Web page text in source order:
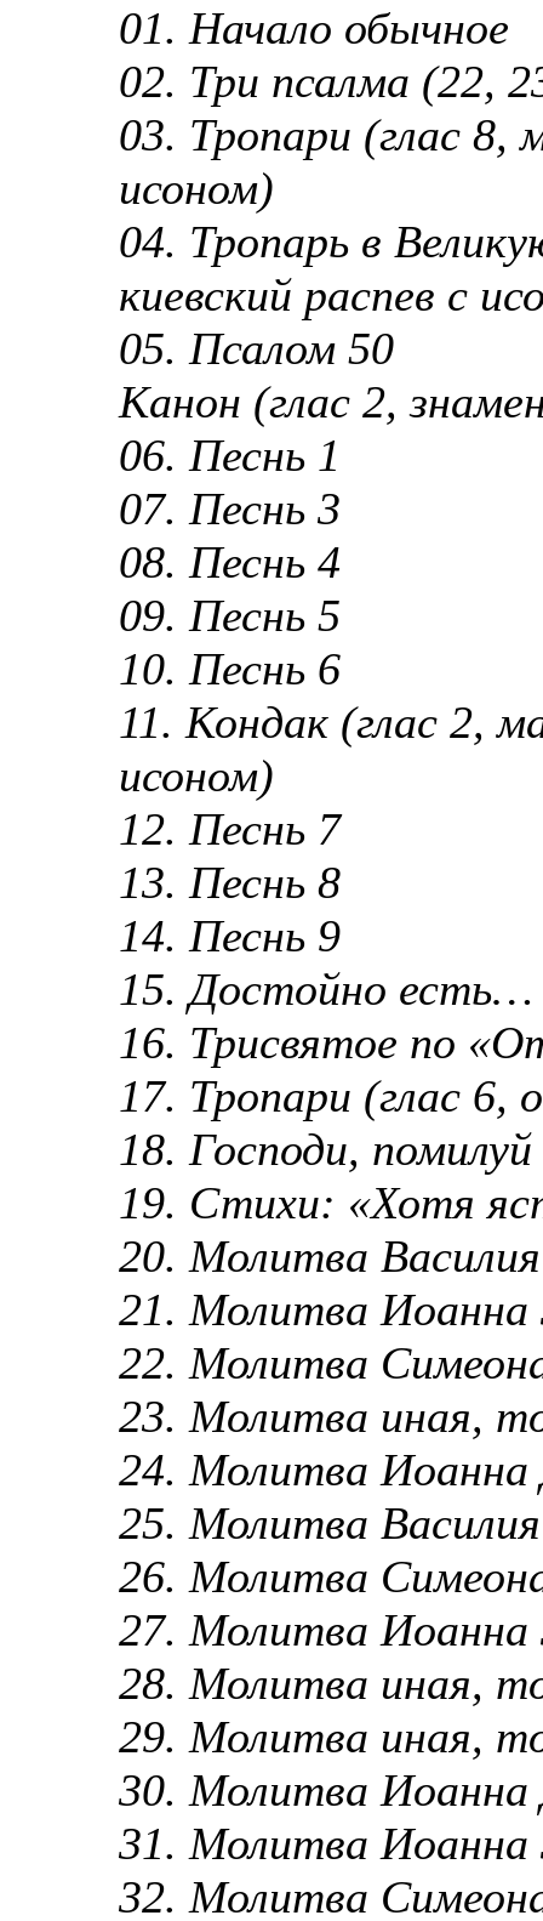
01. Начало обычное
02. Три псалма (22,
03. Тропари (глас 8,
исоном)
04. Тропарь в
киевский распев с
05. Псалом 50
Канон (глас 2,
06. Песнь 1
07. Песнь 3
08. Песнь 4
09. Песнь 5
10. Песнь 6
11. Кондак (глас 2,
исоном)
12. Песнь 7
13. Песнь 8
14. Песнь 9
15. Достойно есть…
16. Трисвятое по
17. Тропари (глас 6,
18. Господи, помилуй
19. Стихи: «Хотя
20. Молитва
21. Молитва Иоанна
22. Молитва
23. Молитва иная,
24. Молитва Иоанна
25. Молитва
26. Молитва
27. Молитва Иоанна
28. Молитва иная,
29. Молитва иная,
30. Молитва Иоанна
31. Молитва Иоанна
32. Молитва